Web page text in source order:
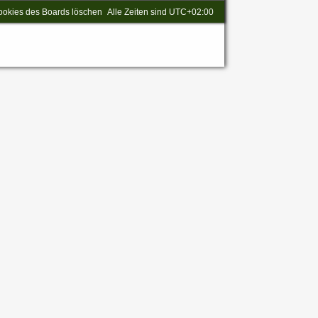
Alle Zeiten sind UTC+02:00
des Boards löschen